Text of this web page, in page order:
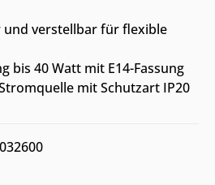
und verstellbar für flexible
bis 40 Watt mit E14-Fassung
mit Schutzart IP20